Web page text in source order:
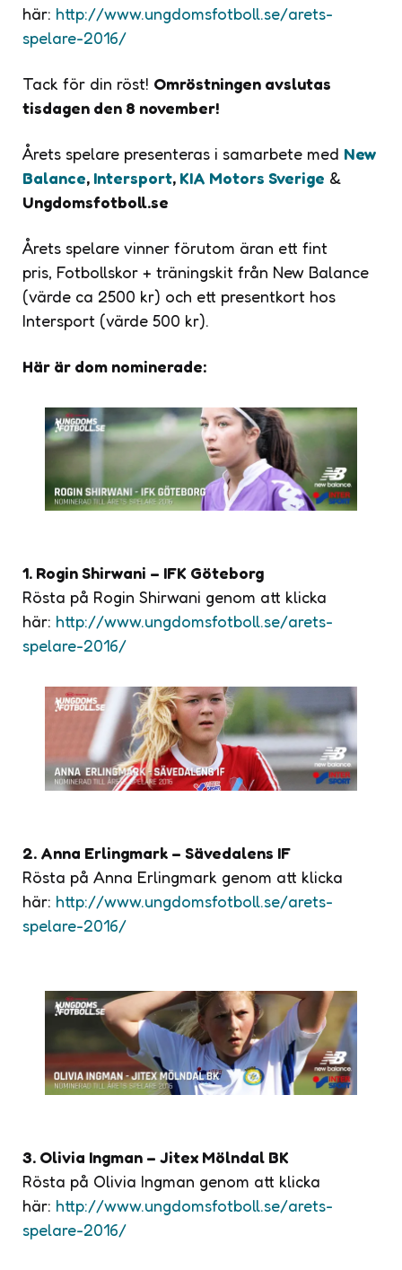
här: http://www.ungdomsfotboll.se/arets-
spelare-2016/
Tack för din röst! Omröstningen avslutas
tisdagen den 8 november!
Årets spelare presenteras i samarbete med New
Balance, Intersport, KIA Motors Sverige &
Ungdomsfotboll.se
Årets spelare vinner förutom äran ett fint
pris, Fotbollskor + träningskit från New Balance
(värde ca 2500 kr) och ett presentkort hos
Intersport (värde 500 kr).
Här är dom nominerade:
1. Rogin Shirwani – IFK Göteborg
Rösta på Rogin Shirwani genom att klicka
här: http://www.ungdomsfotboll.se/arets-
spelare-2016/
2. Anna Erlingmark – Sävedalens IF
Rösta på Anna Erlingmark genom att klicka
här: http://www.ungdomsfotboll.se/arets-
spelare-2016/
3. Olivia Ingman – Jitex Mölndal BK
Rösta på Olivia Ingman genom att klicka
här: http://www.ungdomsfotboll.se/arets-
spelare-2016/